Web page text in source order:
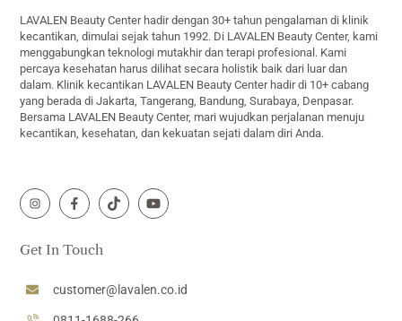
LAVALEN Beauty Center hadir dengan 30+ tahun pengalaman di klinik
kecantikan, dimulai sejak tahun 1992. Di LAVALEN Beauty Center, kami
menggabungkan teknologi mutakhir dan terapi profesional. Kami
percaya kesehatan harus dilihat secara holistik baik dari luar dan
dalam. Klinik kecantikan LAVALEN Beauty Center hadir di 10+ cabang
yang berada di Jakarta, Tangerang, Bandung, Surabaya, Denpasar.
Bersama LAVALEN Beauty Center, mari wujudkan perjalanan menuju
kecantikan, kesehatan, dan kekuatan sejati dalam diri Anda.
Icon
Icon
Icon
Icon
Get In Touch
customer@lavalen.co.id